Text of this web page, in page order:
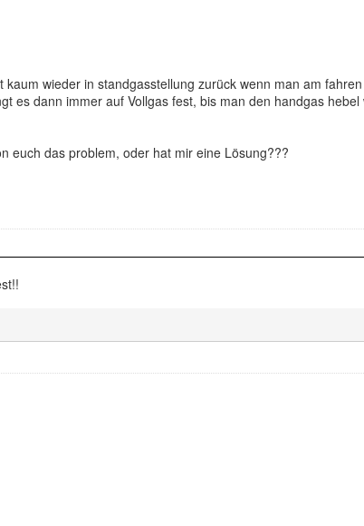
kaum wieder in standgasstellung zurück wenn man am
es dann immer auf Vollgas fest, bis man den handgas
euch das problem, oder hat mir eine Lösung???